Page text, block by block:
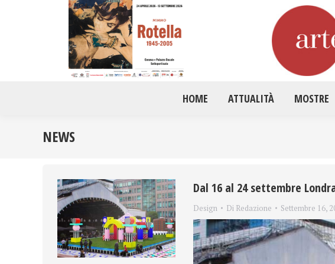
HOME ATTUALITÀ MOSTRE
NEWS
Dal 16 al 24 settembre
Design Di Redazione Settembre 16,